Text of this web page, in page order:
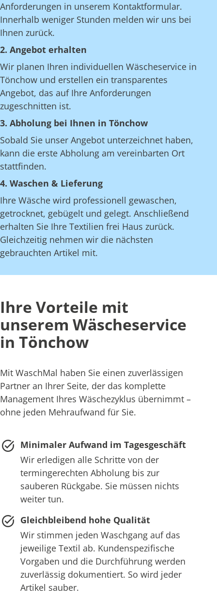
Anforderungen in unserem Kontaktformular.
Innerhalb weniger Stunden melden wir uns bei
Ihnen zurück.
2. Angebot erhalten
Wir planen Ihren individuellen Wäscheservice in
Tönchow und erstellen ein transparentes
Angebot, das auf Ihre Anforderungen
zugeschnitten ist.
3. Abholung bei Ihnen in Tönchow
Sobald Sie unser Angebot unterzeichnet haben,
kann die erste Abholung am vereinbarten Ort
stattfinden.
4. Waschen & Lieferung
Ihre Wäsche wird professionell gewaschen,
getrocknet, gebügelt und gelegt. Anschließend
erhalten Sie Ihre Textilien frei Haus zurück.
Gleichzeitig nehmen wir die nächsten
gebrauchten Artikel mit.
Ihre Vorteile mit
unserem Wäscheservice
in Tönchow
Mit WaschMal haben Sie einen zuverlässigen
Partner an Ihrer Seite, der das komplette
Management Ihres Wäschezyklus übernimmt –
ohne jeden Mehraufwand für Sie.
Minimaler Aufwand im Tagesgeschäft
Wir erledigen alle Schritte von der
termingerechten Abholung bis zur
sauberen Rückgabe. Sie müssen nichts
weiter tun.
Gleichbleibend hohe Qualität
Wir stimmen jeden Waschgang auf das
jeweilige Textil ab. Kundenspezifische
Vorgaben und die Durchführung werden
zuverlässig dokumentiert. So wird jeder
Artikel sauber.